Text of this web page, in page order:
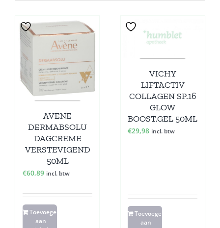
AVENE
DERMABSOLU
DAGCREME
VERSTEVIGEND
50ML
€60,89 incl. btw
Toevoegen
aan
VICHY
LIFTACTIV
COLLAGEN SP.16
GLOW
BOOST.GEL 50ML
€29,98 incl. btw
Toevoegen
aan